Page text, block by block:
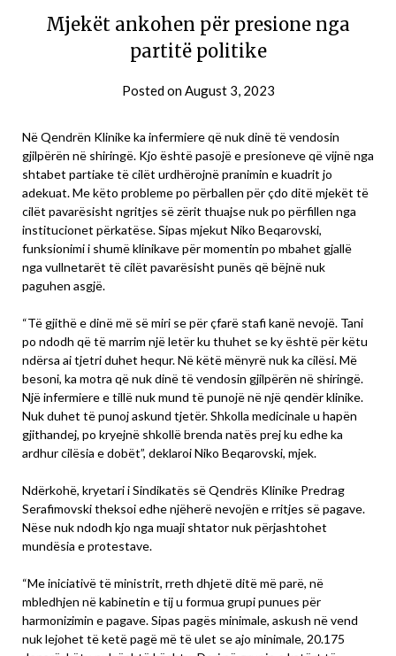
Mjekët ankohen për presione nga
partitë politike
Posted onAugust 3, 2023
Në Qendrën Klinike ka infermiere që nuk dinë të vendosin
gjilpërën në shiringë. Kjo është pasojë e presioneve që vijnë nga
shtabet partiake të cilët urdhërojnë pranimin e kuadrit jo
adekuat. Me këto probleme po përballen për çdo ditë mjekët të
cilët pavarësisht ngritjes së zërit thuajse nuk po përfillen nga
institucionet përkatëse. Sipas mjekut Niko Beqarovski,
funksionimi i shumë klinikave për momentin po mbahet gjallë
nga vullnetarët të cilët pavarësisht punës që bëjnë nuk
paguhen asgjë.
“Të gjithë e dinë më së miri se për çfarë stafi kanë nevojë. Tani
po ndodh që të marrim një letër ku thuhet se ky është për këtu
ndërsa ai tjetri duhet hequr. Në këtë mënyrë nuk ka cilësi. Më
besoni, ka motra që nuk dinë të vendosin gjilpërën në shiringë.
Një infermiere e tillë nuk mund të punojë në një qendër klinike.
Nuk duhet të punoj askund tjetër. Shkolla medicinale u hapën
gjithandej, po kryejnë shkollë brenda natës prej ku edhe ka
ardhur cilësia e dobët”, deklaroi Niko Beqarovski, mjek.
Ndërkohë, kryetari i Sindikatës së Qendrës Klinike Predrag
Serafimovski theksoi edhe njëherë nevojën e rritjes së pagave.
Nëse nuk ndodh kjo nga muaji shtator nuk përjashtohet
mundësia e protestave.
“Me iniciativë të ministrit, rreth dhjetë ditë më parë, në
mbledhjen në kabinetin e tij u formua grupi punues për
harmonizimin e pagave. Sipas pagës minimale, askush në vend
nuk lejohet të ketë pagë më të ulet se ajo minimale, 20.175